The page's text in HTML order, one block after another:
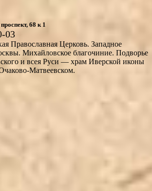
68 к 1
03
Православная Церковь. Западное
Михайловское благочиние. Подворье
и всея Руси — храм Иверской иконы
Матвеевском.